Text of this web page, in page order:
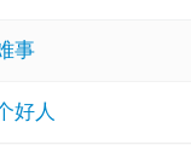
。8w0-155973
事
好人